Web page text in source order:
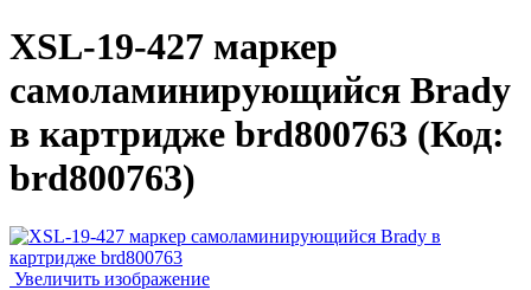
XSL-19-427 маркер
самоламинирующийся Brady
в картридже brd800763 (Код:
brd800763)
Увеличить изображение